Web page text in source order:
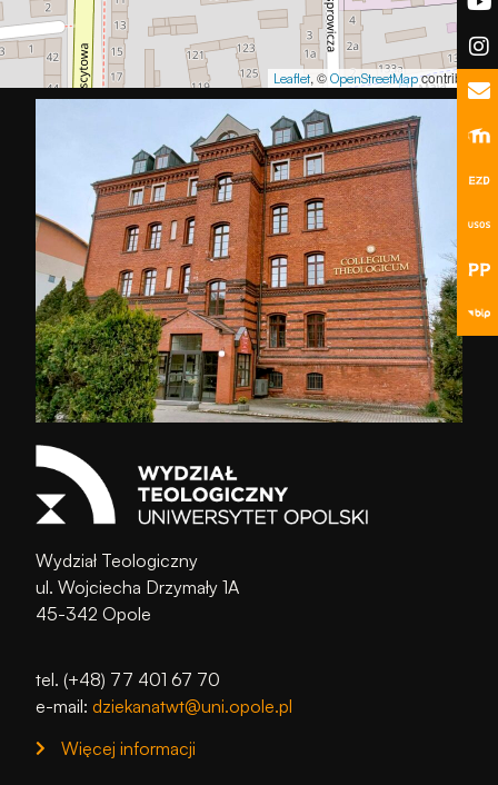
Leaflet, © OpenStreetMapcontributors
Wydział Teologiczny
ul. Wojciecha Drzymały 1A
45-342 Opole
tel. (+48) 77 401 67 70
e-mail: dziekanatwt@uni.opole.pl
Więcej informacji
odwiedzania naszej
strony, zwiększasz
szansę na
zobaczenie
spersonalizowanych
treści i ofert.